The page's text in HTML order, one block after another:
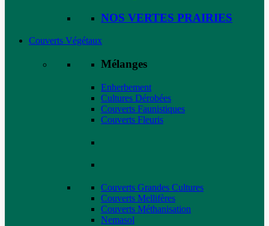
NOS VERTES PRAIRIES
Couverts Végétaux
Mélanges
Enherbement
Cultures Dérobées
Couverts Faunistiques
Couverts Fleuris
Couverts Grandes Cultures
Couverts Mellifères
Couverts Méthanisation
Nemasol